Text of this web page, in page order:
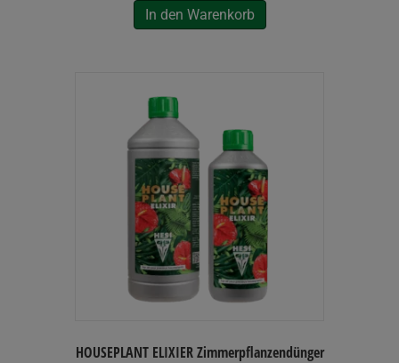
In den Warenkorb
HOUSEPLANT ELIXIER Zimmerpflanzendünger